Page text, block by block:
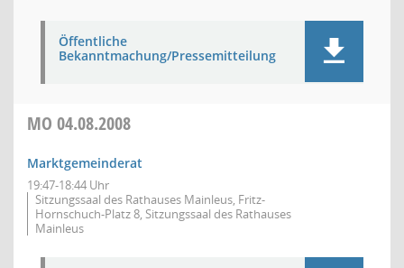
Öffentliche
Bekanntmachung/Pressemitteilung
MO 04.08.2008
Marktgemeinderat
19:47-18:44 Uhr
Sitzungssaal des Rathauses Mainleus, Fritz-
Hornschuch-Platz 8, Sitzungssaal des Rathauses
Mainleus